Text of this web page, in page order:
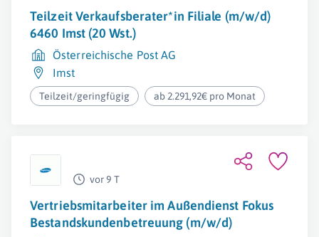
Teilzeit Verkaufsberater*in Filiale (m/w/d)
6460 Imst (20 Wst.)
Österreichische Post AG
Imst
Teilzeit/geringfügig ab 2.291,92€ pro Monat
vor 9 T
Vertriebsmitarbeiter im Außendienst Fokus
Bestandskundenbetreuung (m/w/d)